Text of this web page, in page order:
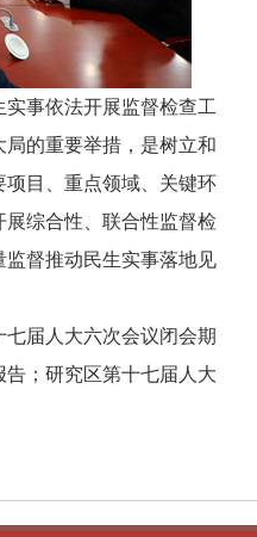
事依法开展监督检查工
的重要举措，是树立和
目、重点领域、关键环
综合性、联合性监督检
督推动民生实事落地见
届人大六次会议闭会期
；研究区第十七届人大